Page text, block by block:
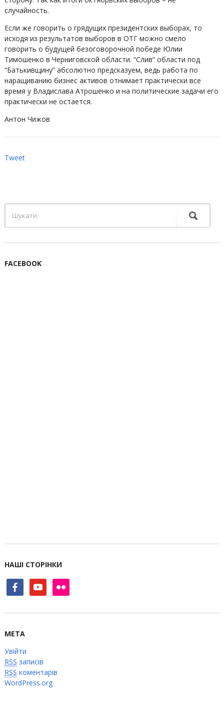
случайность.
Если же говорить о грядущих президентских выборах, то
исходя из результатов выборов в ОТГ можно смело
говорить о будущей безоговорочной победе Юлии
Тимошенко в Черниговской области. “Слив” области под
“Батькивщину” абсолютно предсказуем, ведь работа по
наращиванию бизнес активов отнимает практически все
время у Владислава Атрошенко и на политические задачи его
практически не остается.
Антон Чижов
Tweet
FACEBOOK
НАШІ СТОРІНКИ
facebookyoutube flickr
МЕТА
Увійти
RSS записів
RSS коментарів
WordPress.org